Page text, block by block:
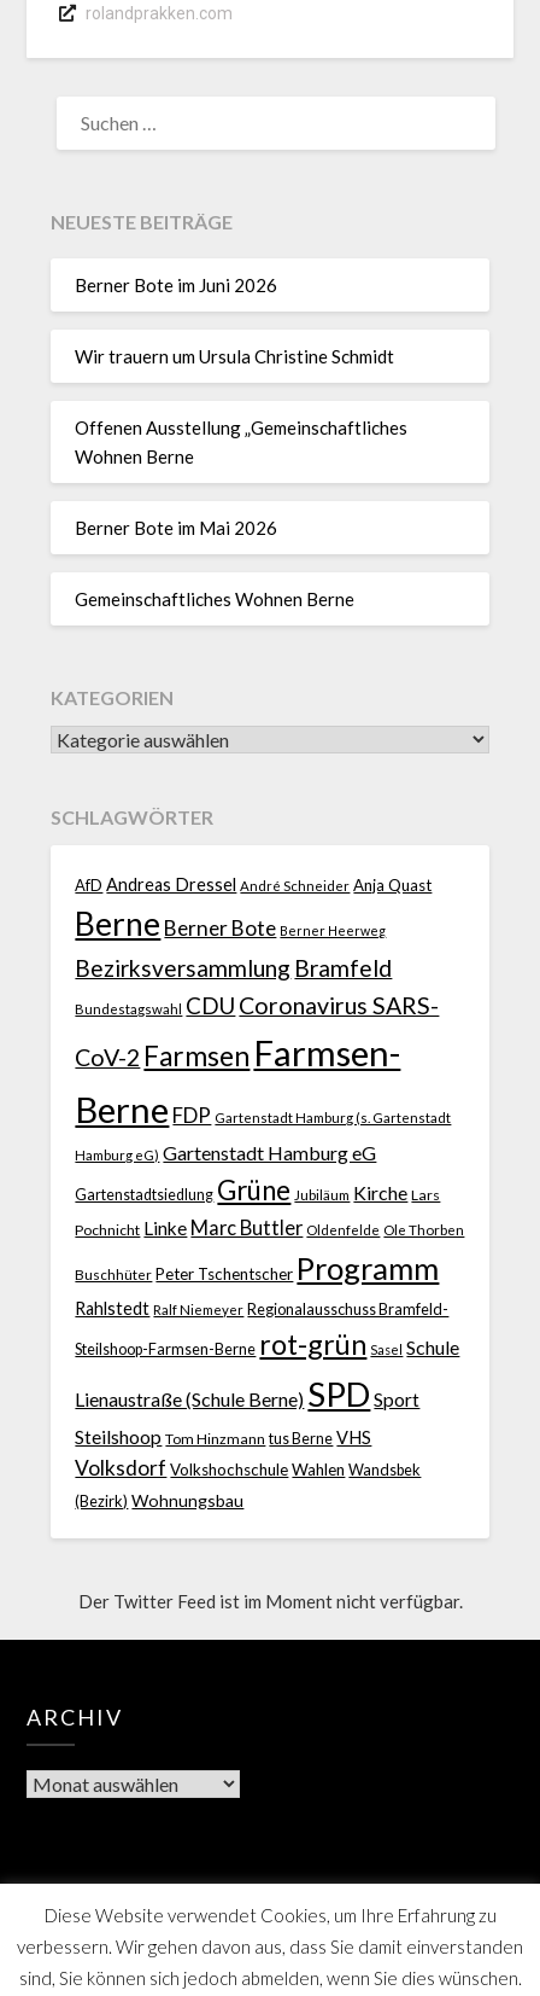
rolandprakken.com
NEUESTE BEITRÄGE
Berner Bote im Juni 2026
Wir trauern um Ursula Christine Schmidt
Offenen Ausstellung „Gemeinschaftliches
Wohnen Berne
Berner Bote im Mai 2026
Gemeinschaftliches Wohnen Berne
KATEGORIEN
SCHLAGWÖRTER
AfD Andreas Dressel André Schneider Anja Quast
Berne Berner Bote Berner Heerweg
Bezirksversammlung Bramfeld
Bundestagswahl CDU Coronavirus SARS-
CoV-2 Farmsen Farmsen-
Berne FDP Gartenstadt Hamburg (s. Gartenstadt
Hamburg eG) Gartenstadt Hamburg eG
Gartenstadtsiedlung Grüne Jubiläum Kirche Lars
Pochnicht Linke Marc Buttler Oldenfelde Ole Thorben
Buschhüter Peter Tschentscher Programm
Rahlstedt Ralf Niemeyer Regionalausschuss Bramfeld-
Steilshoop-Farmsen-Berne rot-grün Sasel Schule
Lienaustraße (Schule Berne) SPD Sport
Steilshoop Tom Hinzmann tus Berne VHS
Volksdorf Volkshochschule Wahlen Wandsbek
(Bezirk) Wohnungsbau
Der Twitter Feed ist im Moment nicht verfügbar.
ARCHIV
Diese Website verwendet Cookies, um Ihre Erfahrung zu
verbessern. Wir gehen davon aus, dass Sie damit einverstanden
sind, Sie können sich jedoch abmelden, wenn Sie dies wünschen.